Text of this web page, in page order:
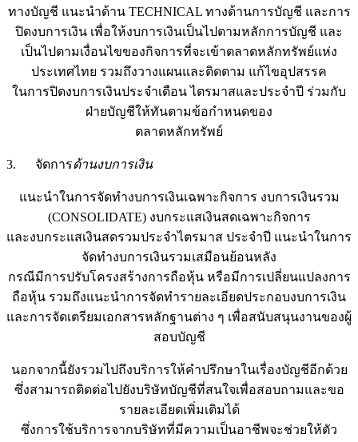
ทางบัญชี แนะนำด้าน TECHNICAL ทางด้านการบัญชี และการ
ปิดงบการเงิน เพื่อให้งบการเงินเป็นไปตามหลักการบัญชี และ
เป็นไปตามเงื่อนไขของกิจการที่จะเข้าตลาดหลักทรัพย์แห่ง
ประเทศไทย รวมถึงวางแผนและติดตาม แก้ไขอุปสรรค
ในการปิดงบการเงินประจำเดือน ไตรมาสและประจำปี ร่วมกับ
ฝ่ายบัญชีให้ทันตามข้อกำหนดของ
ตลาดหลักทรัพย์
3. จัดการด้านงบการเงิน
แนะนำในการจัดทำงบการเงินเฉพาะกิจการ งบการเงินรวม
(CONSOLIDATE) งบกระแสเงินสดเฉพาะกิจการ
และงบกระแสเงินสดรวมประจำไตรมาส ประจำปี แนะนำในการ
จัดทำงบการเงินรวมเสมือนย้อนหลัง
กรณีมีการปรับโครงสร้างการถือหุ้น หรือมีการเปลี่ยนแปลงการ
ถือหุ้น รวมถึงแนะนำการจัดทำรายละเอียดประกอบงบการเงิน
และการจัดเตรียมเอกสารหลักฐานต่าง ๆ เพื่อสนับสนุนงานของผู้
สอบบัญชี
นอกจากนี้ยังรวมไปถึงบริการให้คำปรึกษาในเรื่องบัญชีอีกด้วย
ซึ่งสามารถติดต่อไปยังบริษัทบัญชีที่สนใจเพื่อสอบถามและขอ
รายละเอียดเพิ่มเติมได้
ซึ่งการใช้บริการจากบริษัทที่มีความเป็นอาชีพจะช่วยให้ตัว